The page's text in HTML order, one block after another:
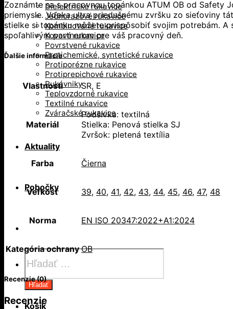
Dielektrické rukavice
Jednorazové rukavice
Kombinované rukavice
Kovové rukavice
Povrstvené rukavice
Protichemické, syntetické rukavice
Protiporézne rukavice
Protiprepichové rukavice
Rukávniky
Teplovzdorné rukavice
Textilné rukavice
Zváračské rukavice
Aktuality
Pobočky
Products
search
Hľadať
Košík
Zoznámte sa s pracovnou topánkou ATUM OB od
priemysle. Vďaka ultra priedušnému zvršku zo sieťoviny
stielke si topánku môžete prispôsobiť svojim potrebám.
spoľahlivým partnerom pre váš pracovný deň.
Ďalšie informácie
Vlastnosti SR, E
Materiál
Podšívka: textilná
Stielka: Penová stielka SJ
Zvršok: pletená textília
Farba Čierna
Veľkosť 39, 40, 41, 42, 43, 44, 45, 46, 47, 48
Norma EN ISO 20347:2022+A1:2024
Kategória ochrany OB
Recenzie (0)
Recenzie